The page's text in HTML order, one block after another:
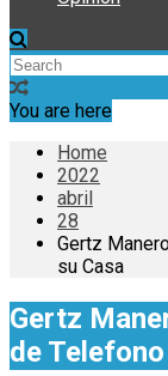
You are here
Home
2022
abril
28
Gertz
su Casa
Gertz
de